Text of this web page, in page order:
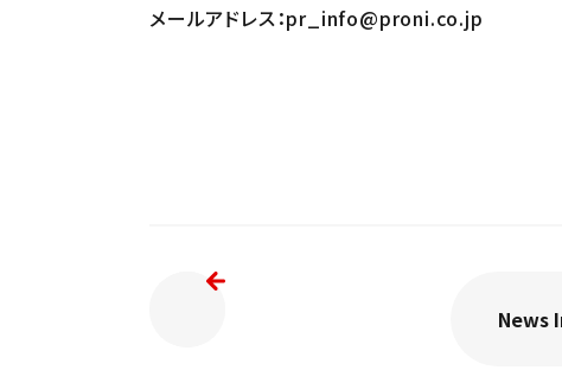
メールアドレス：pr_info@proni.co.jp
News